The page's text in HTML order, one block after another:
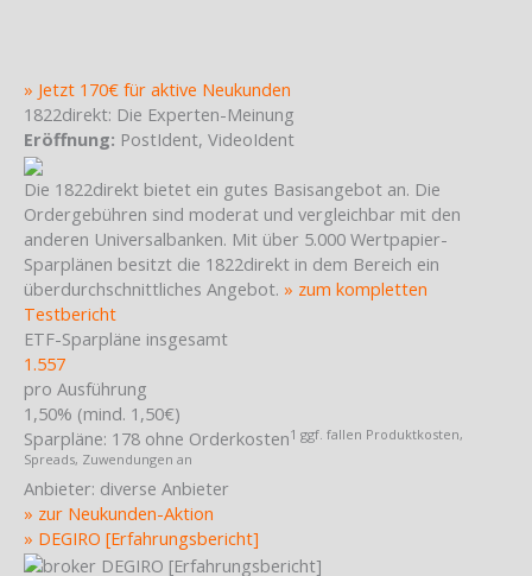
» Jetzt 170€ für aktive Neukunden
1822direkt: Die Experten-Meinung
Eröffnung: PostIdent, VideoIdent
Die 1822direkt bietet ein gutes Basisangebot an. Die
Ordergebühren sind moderat und vergleichbar mit den
anderen Universalbanken. Mit über 5.000 Wertpapier-
Sparplänen besitzt die 1822direkt in dem Bereich ein
überdurchschnittliches Angebot. » zum kompletten
Testbericht
ETF-Sparpläne insgesamt
1.557
pro Ausführung
1,50% (mind. 1,50€)
Sparpläne: 178 ohne Orderkosten1 ggf. fallen Produktkosten,
Spreads, Zuwendungen an
Anbieter: diverse Anbieter
» zur Neukunden-Aktion
» DEGIRO [Erfahrungsbericht]